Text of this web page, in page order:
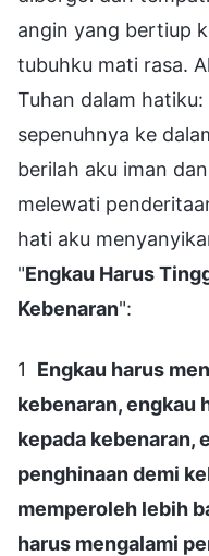
angin yang bertiup
tubuhku mati rasa.
Tuhan dalam
sepenuhnya ke
berilah aku iman
melewati
hati aku
"Engkau Harus
Kebenaran":
1 Engkau harus
kebenaran, engkau
kepada kebenaran,
penghinaan demi
memperoleh lebih
harus mengalami